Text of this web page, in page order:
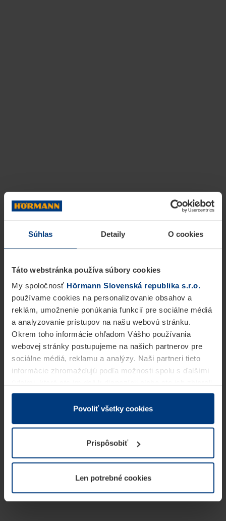
Súhlas Detaily O cookies
Táto webstránka používa súbory cookies
My spoločnosť Hörmann Slovenská republika s.r.o.
používame cookies na personalizovanie obsahov a
reklám, umožnenie ponúkania funkcií pre sociálne médiá
a analyzovanie prístupov na našu webovú stránku.
Okrem toho informácie ohľadom Vášho používania
webovej stránky postupujeme na našich partnerov pre
sociálne médiá, reklamu a analýzy. Naši partneri tieto
informácie zhromažďujú podľa možnosti spolu s ďalšími
v rámci Vášho využívania služieb.
Z právneho hľadiska môžeme cookies ukladať na Vašom
prevádzku tejto stránky. Pre všetky ostatné typy cookie
potrebujeme Vaše povolenie. Vaše povolenie môžete
kedykoľvek zmeniť alebo odvolať vo vysvetlení cookie
našej webovej stránky.
Povoliť všetky cookies
Prispôsobiť
Len potrebné cookies